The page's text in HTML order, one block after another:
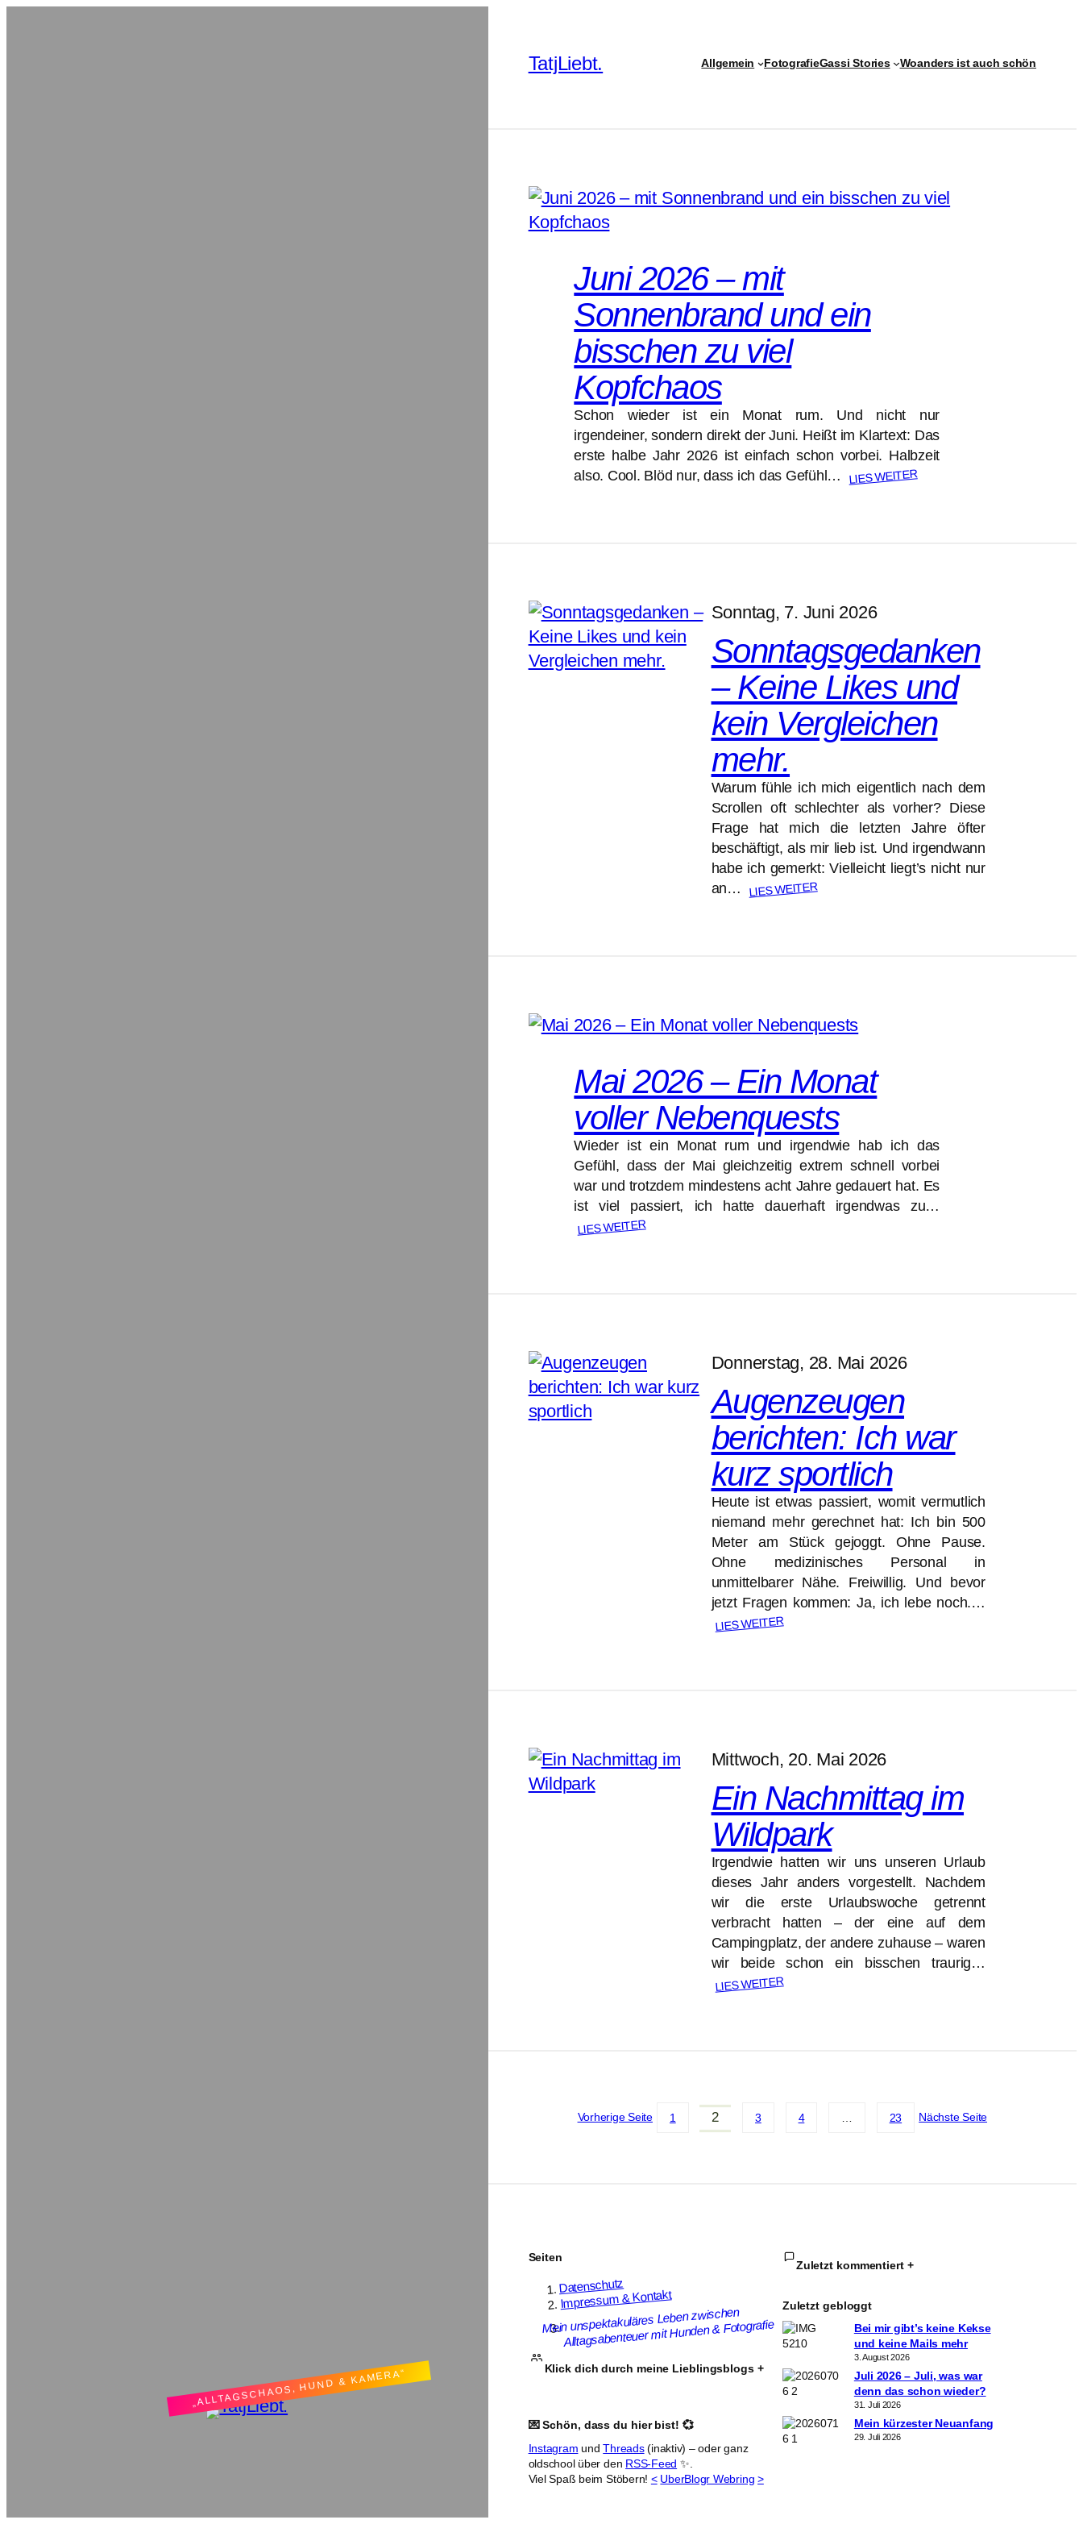
„ALLTAGSCHAOS, HUND & KAMERA“
TatjLiebt. Allgemein FotografieGassi Stories Woanders ist auch schön
Juni 2026 – mit
Sonnenbrand und ein
bisschen zu viel
Kopfchaos
Schon wieder ist ein Monat rum. Und nicht nur
irgendeiner, sondern direkt der Juni. Heißt im Klartext: Das
erste halbe Jahr 2026 ist einfach schon vorbei. Halbzeit
also. Cool. Blöd nur, dass ich das Gefühl… LIES WEITER
Sonntag, 7. Juni 2026
Sonntagsgedanken
– Keine Likes und
kein Vergleichen
mehr.
Warum fühle ich mich eigentlich nach dem
Scrollen oft schlechter als vorher? Diese
Frage hat mich die letzten Jahre öfter
beschäftigt, als mir lieb ist. Und irgendwann
habe ich gemerkt: Vielleicht liegt’s nicht nur
an… LIES WEITER
Mai 2026 – Ein Monat
voller Nebenquests
Wieder ist ein Monat rum und irgendwie hab ich das
Gefühl, dass der Mai gleichzeitig extrem schnell vorbei
war und trotzdem mindestens acht Jahre gedauert hat. Es
ist viel passiert, ich hatte dauerhaft irgendwas zu…
LIES WEITER
Donnerstag, 28. Mai 2026
Augenzeugen
berichten: Ich war
kurz sportlich
Heute ist etwas passiert, womit vermutlich
niemand mehr gerechnet hat: Ich bin 500
Meter am Stück gejoggt. Ohne Pause.
Ohne medizinisches Personal in
unmittelbarer Nähe. Freiwillig. Und bevor
jetzt Fragen kommen: Ja, ich lebe noch.…
LIES WEITER
Mittwoch, 20. Mai 2026
Ein Nachmittag im
Wildpark
Irgendwie hatten wir uns unseren Urlaub
dieses Jahr anders vorgestellt. Nachdem
wir die erste Urlaubswoche getrennt
verbracht hatten – der eine auf dem
Campingplatz, der andere zuhause – waren
wir beide schon ein bisschen traurig…
LIES WEITER
Vorherige Seite 1 2 3 4 23 Nächste Seite
Seiten
Datenschutz
Impressum & Kontakt
Mein unspektakuläres Leben zwischen
Alltagsabenteuer mit Hunden & Fotografie
Klick dich durch meine Lieblingsblogs +
💌 Schön, dass du hier bist! 💞
Instagram undThreads(inaktiv) – oder ganz
oldschool über den RSS-Feed ✨.
Viel Spaß beim Stöbern! < UberBlogr Webring >
Zuletzt kommentiert +
Zuletzt gebloggt
Bei mir gibt’s keine Kekse
und keine Mails mehr
3. August 2026
Juli 2026 – Juli, was war
denn das schon wieder?
31. Juli 2026
Mein kürzester Neuanfang
29. Juli 2026